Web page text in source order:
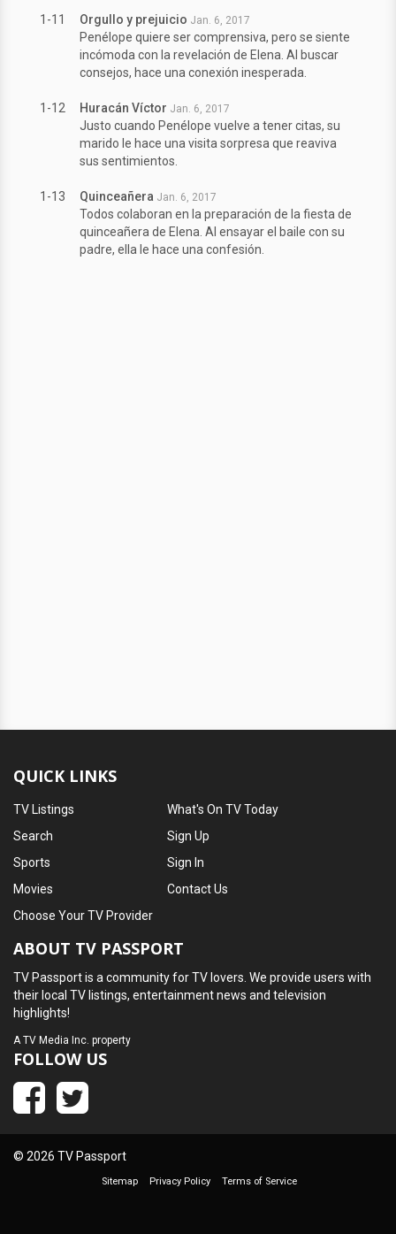
1-11 Orgullo y prejuicio Jan. 6, 2017
Penélope quiere ser comprensiva, pero se siente
incómoda con la revelación de Elena. Al buscar
consejos, hace una conexión inesperada.
1-12 Huracán Víctor Jan. 6, 2017
Justo cuando Penélope vuelve a tener citas, su
marido le hace una visita sorpresa que reaviva
sus sentimientos.
1-13 Quinceañera Jan. 6, 2017
Todos colaboran en la preparación de la fiesta de
quinceañera de Elena. Al ensayar el baile con su
padre, ella le hace una confesión.
QUICK LINKS
TV Listings
Search
Sports
Movies
What's On TV Today
Sign Up
Sign In
Contact Us
Choose Your TV Provider
ABOUT TV PASSPORT
TV Passport is a community for TV lovers. We provide users with
their local TV listings, entertainment news and television
highlights!
ATV Media Inc. property
FOLLOW US
© 2026 TV Passport
Sitemap Privacy Policy Terms of Service